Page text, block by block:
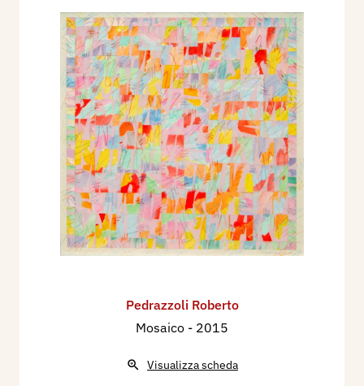
Pedrazzoli Roberto
Mosaico - 2015
Visualizza scheda